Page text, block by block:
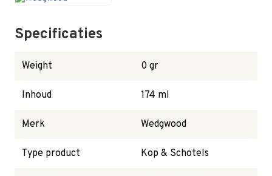
Specificaties
Weight 0 gr
Inhoud 174 ml
Merk Wedgwood
Type product Kop & Schotels